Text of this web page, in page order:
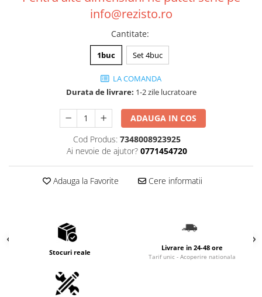
info@rezisto.ro
Cantitate:
1buc Set 4buc
LA COMANDA
Durata de livrare: 1-2 zile lucratoare
ADAUGA IN COS
Cod Produs: 7348008923925
Ai nevoie de ajutor? 0771454720
Adauga la Favorite Cere informatii
Stocuri reale Livrare in 24-48 ore
Tarif unic - Acoperire nationala